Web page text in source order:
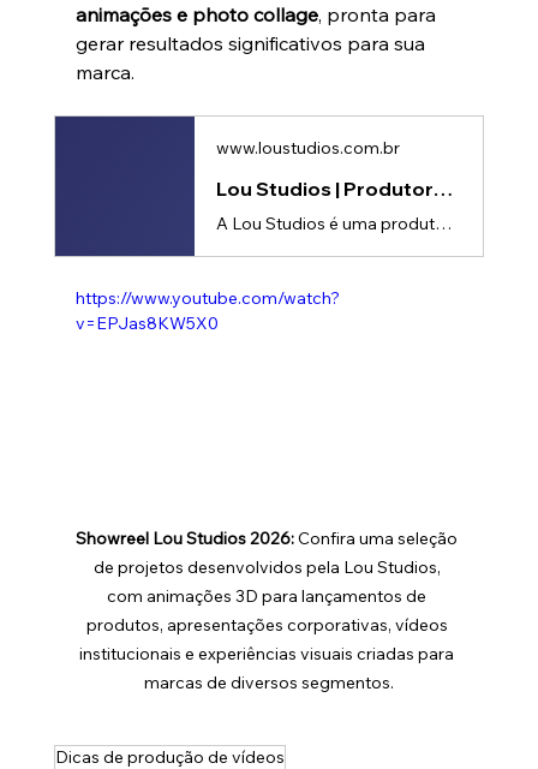
animações e photo collage, pronta para
gerar resultados significativos para sua
marca.
www.loustudios.com.br
Lou Studios | Produtora de vídeos
A Lou Studios é uma produtora de vídeos, especializada em motion design, animação 2D e 3D. Temos o vídeo certo para suas redes sociais!
https://www.youtube.com/watch?
v=EPJas8KW5X0
Showreel Lou Studios 2026: Confira uma seleção
de projetos desenvolvidos pela Lou Studios,
com animações 3D para lançamentos de
produtos, apresentações corporativas, vídeos
institucionais e experiências visuais criadas para
marcas de diversos segmentos.
Dicas de produção de vídeos